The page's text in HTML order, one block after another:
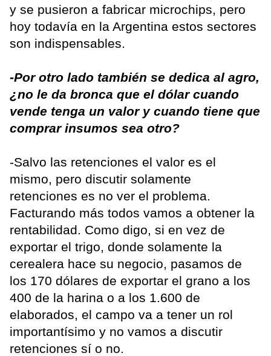
y se pusieron a fabricar microchips, pero
hoy todavía en la Argentina estos sectores
son indispensables.
-Por otro lado también se dedica al agro,
¿no le da bronca que el dólar cuando
vende tenga un valor y cuando tiene que
comprar insumos sea otro?
-Salvo las retenciones el valor es el
mismo, pero discutir solamente
retenciones es no ver el problema.
Facturando más todos vamos a obtener la
rentabilidad. Como digo, si en vez de
exportar el trigo, donde solamente la
cerealera hace su negocio, pasamos de
los 170 dólares de exportar el grano a los
400 de la harina o a los 1.600 de
elaborados, el campo va a tener un rol
importantísimo y no vamos a discutir
retenciones sí o no.